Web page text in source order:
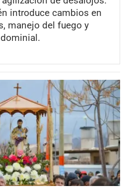
introduce cambios en
manejo del fuego y